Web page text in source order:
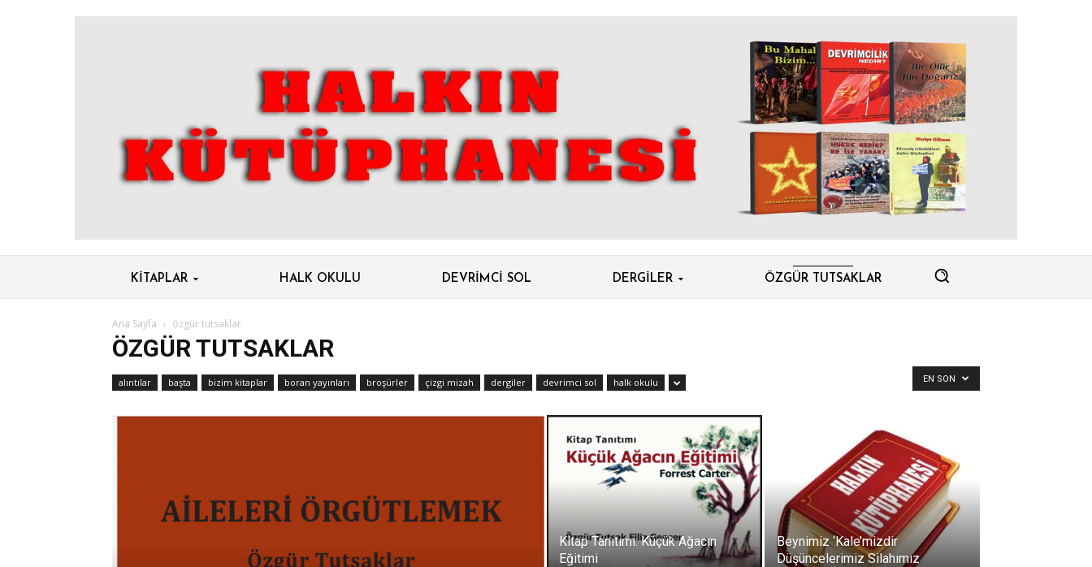
KITAPLAR HALK OKULU DEVRIMCI SOL DERGILER ÖZGÜR TUTSAKLAR
Ana Sayfa özgür tutsaklar
ÖZGÜR TUTSAKLAR
alıntılar başta bizim kitaplar boran yayınları broşürler çizgi mizah dergiler devrimci sol halk okulu EN SON
Kitap Tanıtımı: Küçük Ağacın
Eğitimi
Beynimiz ‘Kale’mizdir
Düşüncelerimiz Silahımız